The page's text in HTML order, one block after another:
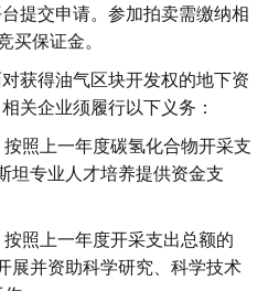
提交申请。参加拍卖需缴纳相
买保证金。
获得油气区块开发权的地下资
关企业须履行以下义务：
照上一年度碳氢化合物开采支
坦专业人才培养提供资金支
照上一年度开采支出总额的
展并资助科学研究、科学技术